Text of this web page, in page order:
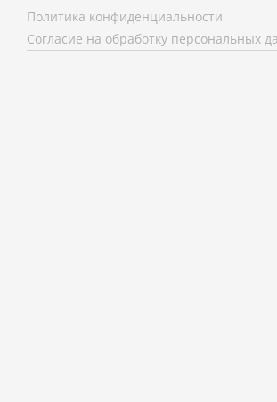
Политика конфиденциальности
Согласие на обработку персональных